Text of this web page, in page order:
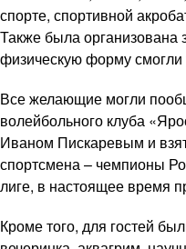
спорте, спортивной
Также была организована
физическую форму смогли
Все желающие могли
волейбольного клуба
Иваном Пискаревым и
спортсмена – чемпионы
лиге, в настоящее время
Кроме того, для гостей